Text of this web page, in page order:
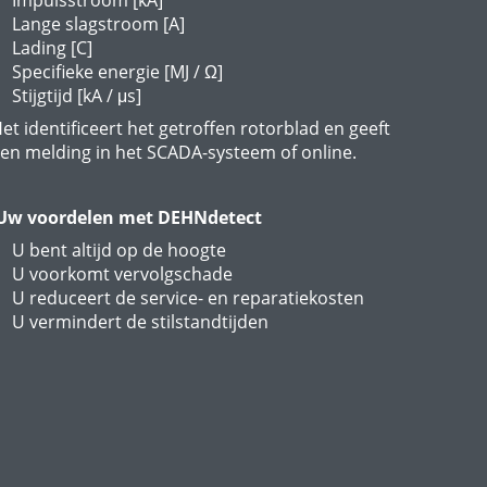
Lange slagstroom [A]
Lading [C]
Specifieke energie [MJ / Ω]
Stijgtijd [kA / μs]
identificeert het getroffen rotorblad en geeft
melding in het SCADA-systeem of online.
voordelen met DEHNdetect
U bent altijd op de hoogte
U voorkomt vervolgschade
U reduceert de service- en reparatiekosten
U vermindert de stilstandtijden